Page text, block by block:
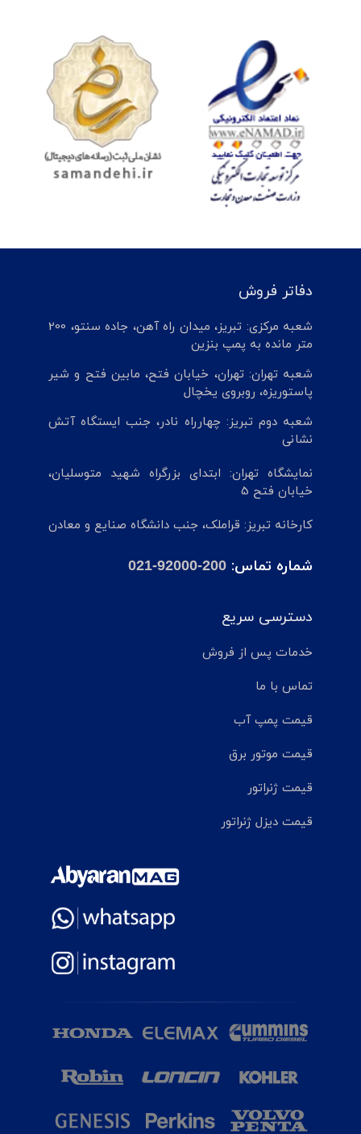
دفاتر فروش
شعبه مرکزی: تبریز، میدان راه آهن، جاده سنتو، 200
متر مانده به پمپ بنزین
شعبه تهران: تهران، خیابان فتح، مابین فتح و شیر
پاستوریزه، روبروی یخچال
شعبه دوم تبریز: چهارراه نادر، جنب ایستگاه آتش
نشانی
نمایشگاه تهران: ابتدای بزرگراه شهید متوسلیان،
خیابان فتح 5
کارخانه تبریز: قراملک، جنب دانشگاه صنایع و معادن
شماره تماس: 021-92000-200
دسترسی سریع
خدمات پس از فروش
تماس با ما
قیمت پمپ آب
قیمت موتور برق
قیمت ژنراتور
قیمت دیزل ژنراتور